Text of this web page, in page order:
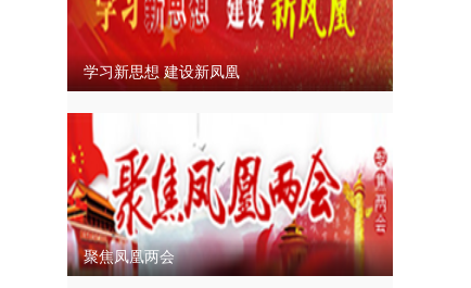
学习新思想 建设新凤凰
聚焦凤凰两会